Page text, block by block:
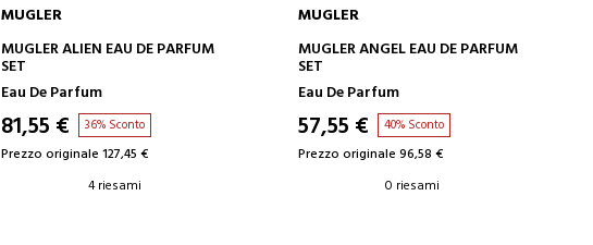
AGGIUNGI AL CARRELLO
MUGLER
MUGLER ALIEN EAU DE PARFUM
SET
Eau De Parfum
81,55 € 36% Sconto
Prezzo originale 127,45 €
4 riesami
AGGIUNGI AL CARRELLO
MUGLER
MUGLER ANGEL EAU DE PARFUM
SET
Eau De Parfum
57,55 € 40% Sconto
Prezzo originale 96,58 €
0 riesami